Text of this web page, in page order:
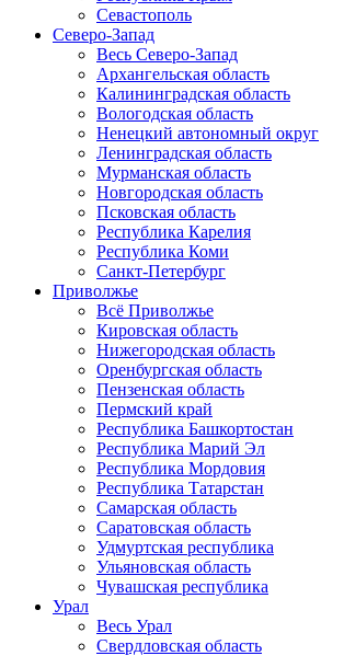
Севастополь
Северо-Запад
Весь Северо-Запад
Архангельская область
Калининградская область
Вологодская область
Ненецкий автономный округ
Ленинградская область
Мурманская область
Новгородская область
Псковская область
Республика Карелия
Республика Коми
Санкт-Петербург
Приволжье
Всё Приволжье
Кировская область
Нижегородская область
Оренбургская область
Пензенская область
Пермский край
Республика Башкортостан
Республика Марий Эл
Республика Мордовия
Республика Татарстан
Самарская область
Саратовская область
Удмуртская республика
Ульяновская область
Чувашская республика
Урал
Весь Урал
Свердловская область